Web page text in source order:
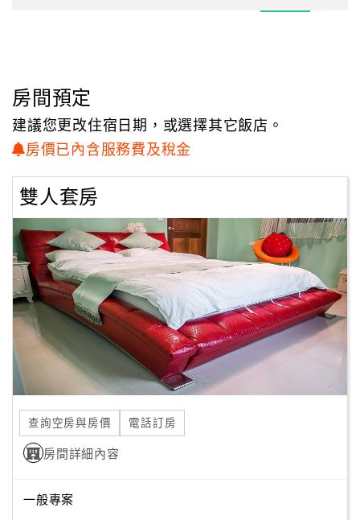
地
圖
顧
務
顧
客
滿
意
訂
單
管
理
房間預定
建議您更改住宿日期，或選擇其它飯店。
房價已內含服務費及稅金
雙人套房
查詢空房與房價 電話訂房
房間詳細內容
一般專案